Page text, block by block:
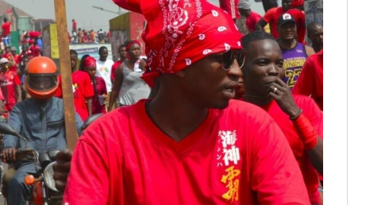
: ce 4 juin à 18h
partiels des élections de mai
partiels des élections de mai